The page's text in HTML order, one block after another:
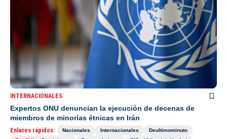
INTERNACIONALES
Expertos ONU denuncian la ejecución de decenas de
miembros de minorías étnicas en Irán
Enlaces rápidos: Nacionales Internacionales
Deultimominuto